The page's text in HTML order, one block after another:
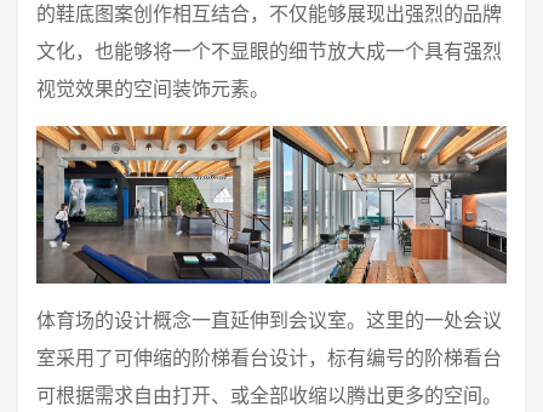
的鞋底图案创作相互结合，不仅能够展现出强烈的品牌
文化，也能够将一个不显眼的细节放大成一个具有强烈
视觉效果的空间装饰元素。
体育场的设计概念一直延伸到会议室。这里的一处会议
室采用了可伸缩的阶梯看台设计，标有编号的阶梯看台
可根据需求自由打开、或全部收缩以腾出更多的空间。